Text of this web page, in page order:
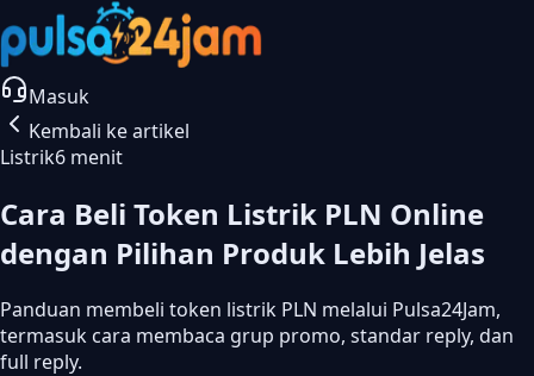
Masuk
Kembali ke artikel
Listrik6 menit
Cara Beli Token Listrik PLN Online
dengan Pilihan Produk Lebih Jelas
Panduan membeli token listrik PLN melalui Pulsa24Jam,
termasuk cara membaca grup promo, standar reply, dan
full reply.